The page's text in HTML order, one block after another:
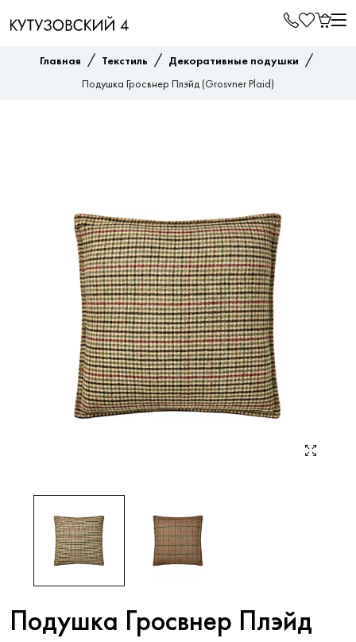
Главная / Текстиль / Декоративные подушки /
Подушка Гросвнер Плэйд (Grosvner Plaid)
Подушка Гросвнер Плэйд